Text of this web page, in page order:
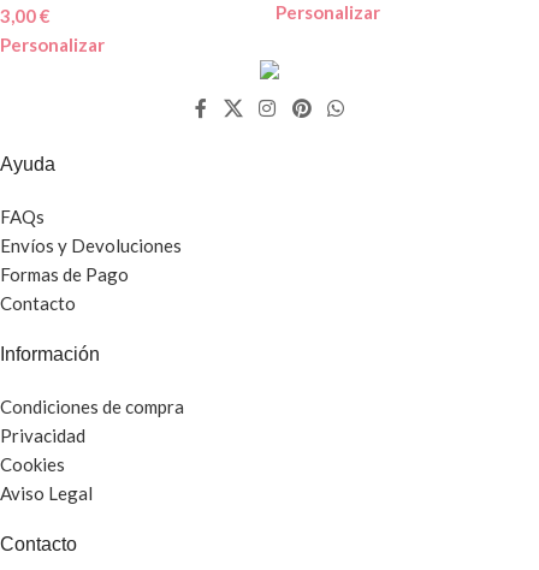
3,00€
Personalizar
Personalizar
Ayuda
FAQs
Envíos y Devoluciones
Formas de Pago
Contacto
Información
Condiciones de compra
Privacidad
Cookies
Aviso Legal
Contacto